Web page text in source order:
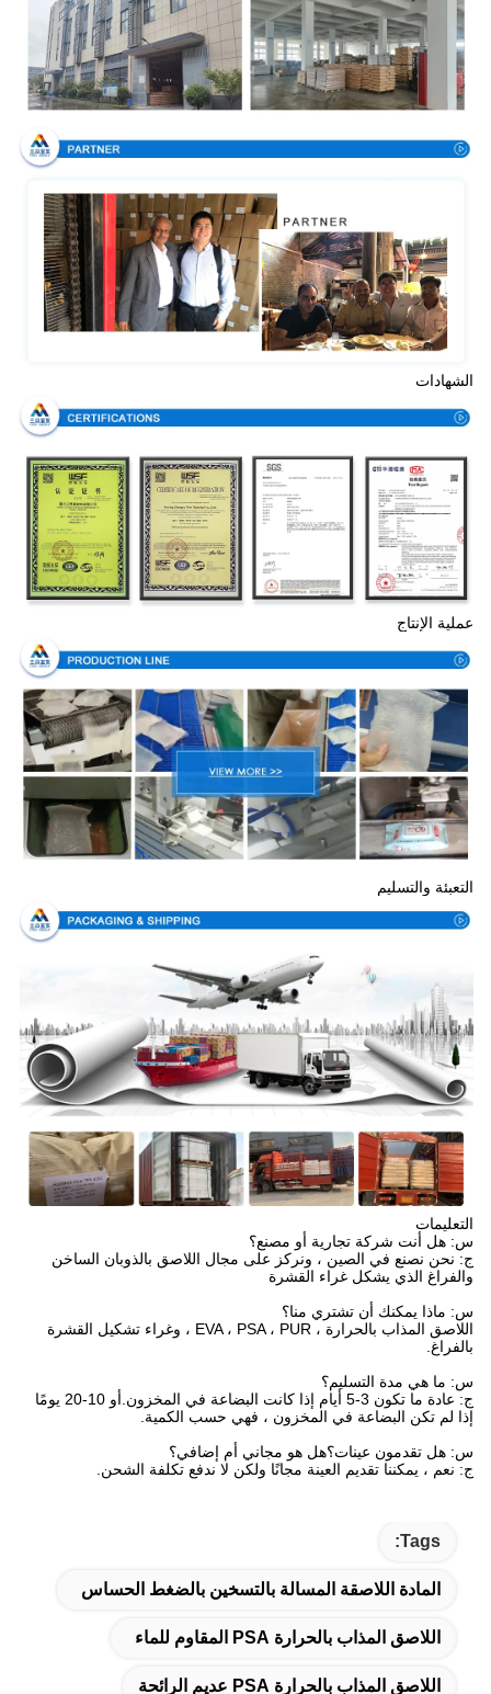
الشهادات
عملية الإنتاج
التعبئة والتسليم
التعليمات
س: هل أنت شركة تجارية أو مصنع؟
ج: نحن نصنع في الصين ، ونركز على مجال اللاصق بالذوبان الساخن
والفراغ الذي يشكل غراء القشرة
س: ماذا يمكنك أن تشتري منا؟
اللاصق المذاب بالحرارة ، EVA ، PSA ، PUR ، وغراء تشكيل القشرة
بالفراغ.
س: ما هي مدة التسليم؟
ج: عادة ما تكون 3-5 أيام إذا كانت البضاعة في المخزون.أو 10-20 يومًا
إذا لم تكن البضاعة في المخزون ، فهي حسب الكمية.
س: هل تقدمون عينات؟هل هو مجاني أم إضافي؟
ج: نعم ، يمكننا تقديم العينة مجانًا ولكن لا ندفع تكلفة الشحن.
Tags:
المادة اللاصقة المسالة بالتسخين بالضغط الحساس
اللاصق المذاب بالحرارة PSA المقاوم للماء
اللاصق المذاب بالحرارة PSA عديم الرائحة